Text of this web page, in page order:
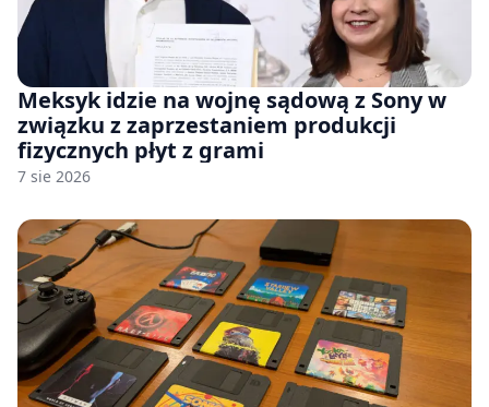
Meksyk idzie na wojnę sądową z Sony w
związku z zaprzestaniem produkcji
fizycznych płyt z grami
7 sie 2026